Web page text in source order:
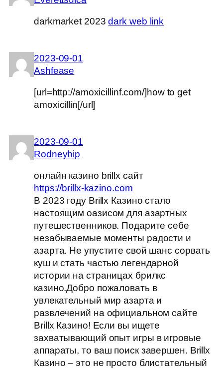
darkmarket 2023dark web link
2023-09-01
Ashfease
[url=http://amoxicillinf.com/]how to get
amoxicillin[/url]
2023-09-01
Rodneyhip
онлайн казино brillx сайт
https://brillx-kazino.com
В 2023 году Brillx Казино стало
настоящим оазисом для азартных
путешественников. Подарите себе
незабываемые моменты радости и
азарта. Не упустите свой шанс сорвать
куш и стать частью легендарной
истории на страницах брилкс
казино.Добро пожаловать в
увлекательный мир азарта и
развлечений на официальном сайте
Brillx Казино! Если вы ищете
захватывающий опыт игры в игровые
аппараты, то ваш поиск завершен. Brillx
Казино – это не просто блистательный